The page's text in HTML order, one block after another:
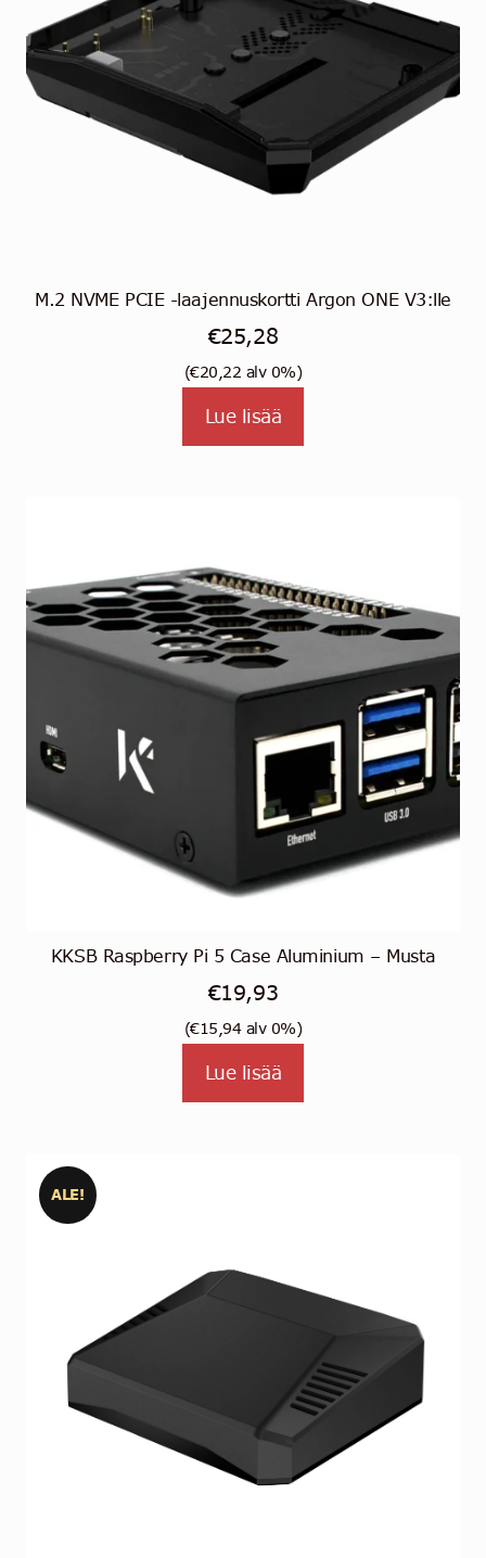
M.2 NVME PCIE -laajennuskortti Argon ONE V3:lle
€25,28
(€20,22 alv 0%)
Lue lisää
KKSB Raspberry Pi 5 Case Aluminium – Musta
€19,93
(€15,94alv 0%)
Lue lisää
ALE!